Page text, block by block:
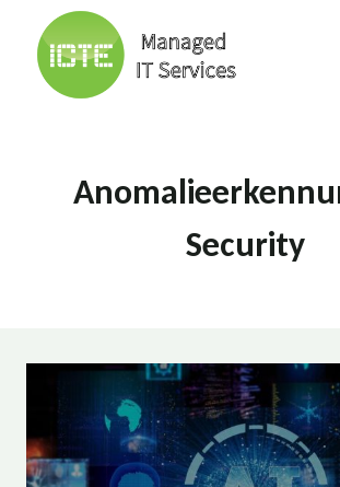
content
Security